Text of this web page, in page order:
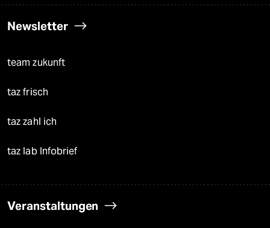
Newsletter
team zukunft
taz frisch
taz zahl ich
taz lab Infobrief
Veranstaltungen